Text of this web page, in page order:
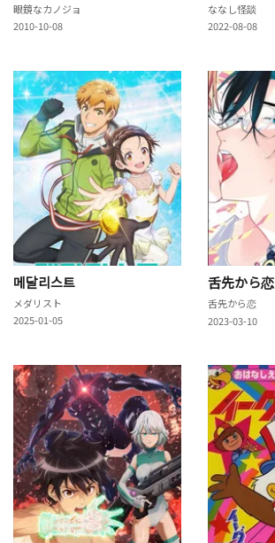
眼鏡なカノジョ
2010-10-08
ななし怪談
2022-08-08
메달리스트
メダリスト
2025-01-05
舌先から恋
舌先から恋
2023-03-10